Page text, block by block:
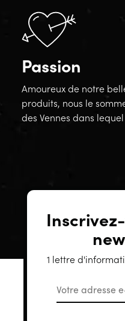
Passion
Amoureux de notre
produits, nous le
des Vennes dans
1 lettre